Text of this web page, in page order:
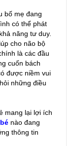
bố mẹ đang
có thể phát
năng tư duy.
cho não bộ
là các đầu
cuốn bách
được niềm vui
những điều
mang lại lợi ích
nào đang
thông tin